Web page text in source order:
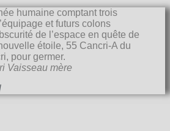
humaine comptant trois
et futurs colons
de l’espace en quête de
étoile, 55 Cancri-A du
pour germer.
Vaisseau mère